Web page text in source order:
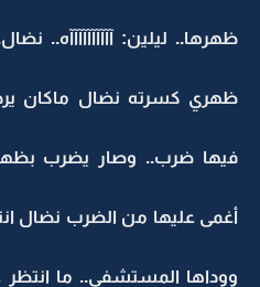
ظهرها.. ليلين: آآآآآآآآآآه..
ظهري كسرته نضال ماكان
فيها ضرب.. وصار يضرب
أغمى عليها من الضرب نضال
ووداها المستشفى.. ما انتظر